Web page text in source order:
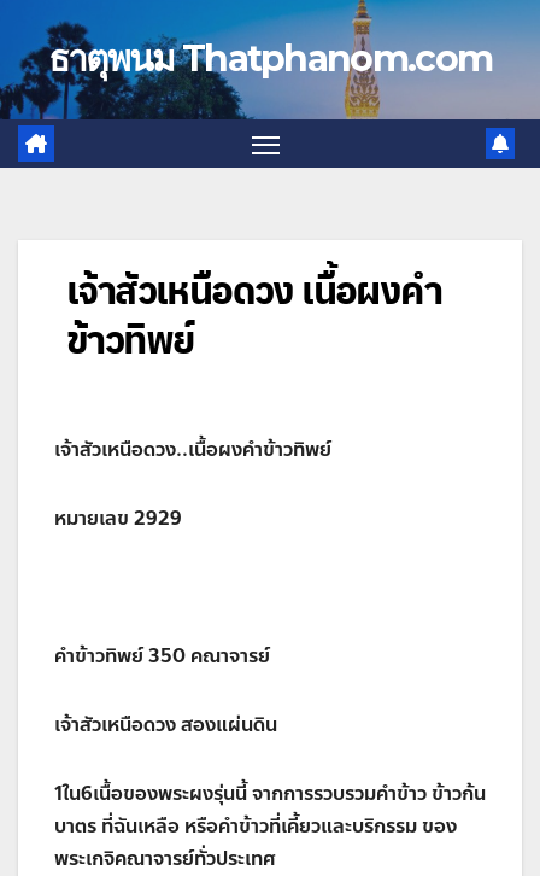
contentธาตุพนม Thatphanom.com
เจ้าสัวเหนือดวง เนื้อผงคำ
ข้าวทิพย์
เจ้าสัวเหนือดวง..เนื้อผงคำข้าวทิพย์
หมายเลข 2929
คำข้าวทิพย์ 350 คณาจารย์
เจ้าสัวเหนือดวง สองแผ่นดิน
1ใน6เนื้อของพระผงรุ่นนี้ จากการรวบรวมคำข้าว ข้าวก้น
บาตร ที่ฉันเหลือ หรือคำข้าวที่เคี้ยวและบริกรรม ของ
พระเกจิคณาจารย์ทั่วประเทศ